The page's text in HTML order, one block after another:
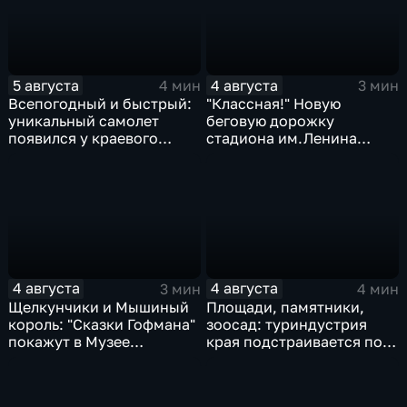
5 августа
4 мин
Всепогодный и быстрый:
уникальный самолет
появился у краевого
4 августа
3 мин
"Классная!" Новую
беговую дорожку
стадиона им.Ленина
4 августа
3 мин
Щелкунчики и Мышиный
король: "Сказки Гофмана"
покажут в Музее
4 августа
4 мин
Площади, памятники,
зоосад: туриндустрия
края подстраивается под